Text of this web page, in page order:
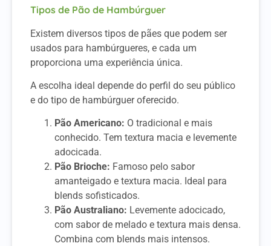
Tipos de Pão de Hambúrguer
Existem diversos tipos de pães que podem ser
usados para hambúrgueres, e cada um
proporciona uma experiência única.
A escolha ideal depende do perfil do seu público
e do tipo de hambúrguer oferecido.
Pão Americano: O tradicional e mais
conhecido. Tem textura macia e levemente
adocicada.
Pão Brioche: Famoso pelo sabor
amanteigado e textura macia. Ideal para
blends sofisticados.
Pão Australiano: Levemente adocicado,
com sabor de melado e textura mais densa.
Combina com blends mais intensos.